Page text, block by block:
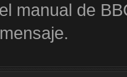
manual de